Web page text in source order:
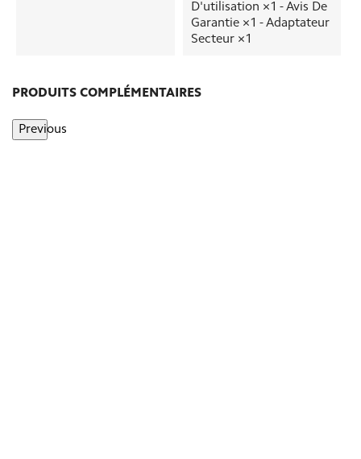
D'utilisation ×1 - Avis De
Garantie ×1 - Adaptateur
Secteur ×1
PRODUITS COMPLÉMENTAIRES
Previous